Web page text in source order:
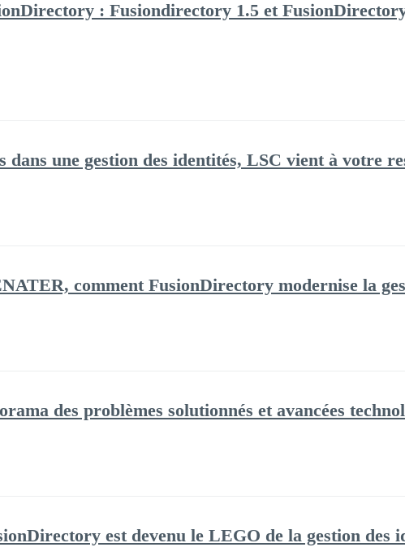
: Fusiondirectory 1.5 et
dans une gestion des identités, LSC vient à votre
comment FusionDirectory modernise la
des problèmes solutionnés et avancées
est devenu le LEGO de la gestion des